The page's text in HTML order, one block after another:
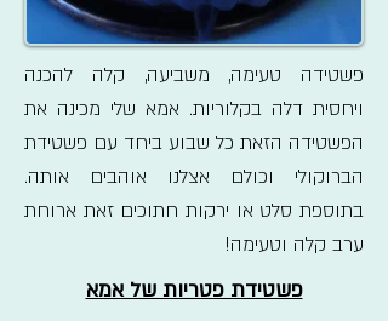
פשטידה טעימה, משביעה, קלה להכנה
ויחסית דלה בקלוריות. אמא שלי מכינה את
הפשטידה הזאת כל שבוע ביחד עם פשטידת
הברוקולי וכולם אצלנו אוהבים אותה.
בתוספת סלט או ירקות חתוכים זאת ארוחת
ערב קלה וטעימה!
פשטידת פטריות של אמא